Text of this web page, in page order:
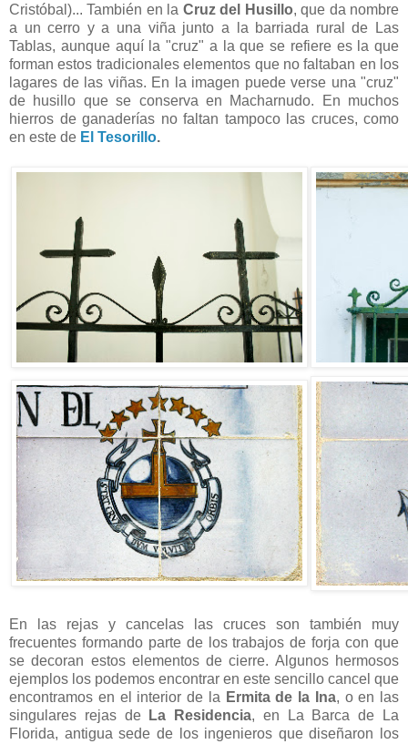
Cristóbal)... También en la Cruz del Husillo, que da nombre
a un cerro y a una viña junto a la barriada rural de Las
Tablas, aunque aquí la "cruz" a la que se refiere es la que
forman estos tradicionales elementos que no faltaban en los
lagares de las viñas. En la imagen puede verse una "cruz"
de husillo que se conserva en Macharnudo. En muchos
hierros de ganaderías no faltan tampoco las cruces, como
en este de El Tesorillo.
En las rejas y cancelas las cruces son también muy
frecuentes formando parte de los trabajos de forja con que
se decoran estos elementos de cierre. Algunos hermosos
ejemplos los podemos encontrar en este sencillo cancel que
encontramos en el interior de la Ermita de la Ina, o en las
singulares rejas de
La Residencia, en La Barca de La
Florida, antigua sede de los ingenieros que diseñaron los